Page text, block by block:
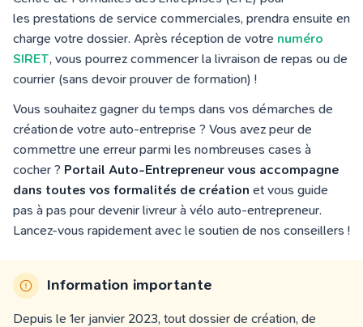
les prestations de service commerciales, prendra ensuite en
charge votre dossier. Après réception de votre numéro
SIRET, vous pourrez commencer la livraison de repas ou de
courrier (sans devoir prouver de formation) !
Vous souhaitez gagner du temps dans vos démarches de
création de votre auto-entreprise ? Vous avez peur de
commettre une erreur parmi les nombreuses cases à
cocher ? Portail Auto-Entrepreneur vous accompagne
dans toutes vos formalités de création et vous guide
pas à pas pour devenir livreur à vélo auto-entrepreneur.
Lancez-vous rapidement avec le soutien de nos conseillers !
Information importante
Depuis le 1er janvier 2023, tout dossier de création, de